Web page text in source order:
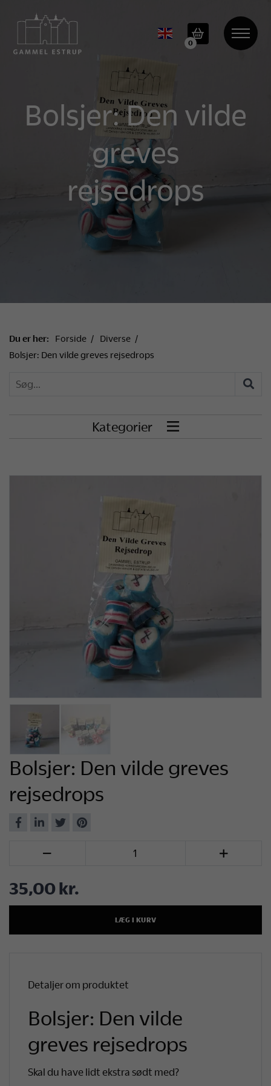
0
Bolsjer: Den vilde
greves
rejsedrops
Du er her: Forside
Diverse
Bolsjer: Den vilde greves rejsedrops
Kategorier 
Bolsjer: Den vilde greves
rejsedrops
Del
Del
Del Del
 
35,00 kr.
LÆG I KURV
Detaljer om produktet
Bolsjer: Den vilde
greves rejsedrops
Skal du have lidt ekstra sødt med?